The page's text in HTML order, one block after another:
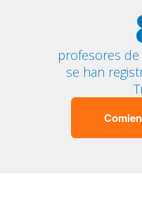
profesores
se han